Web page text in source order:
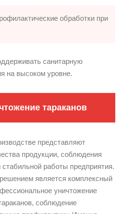
обработки при
санитарную
на высоком уровне.
тараканов
представляют
продукции, соблюдения
работы предприятия.
является комплексный
уничтожение
соблюдение